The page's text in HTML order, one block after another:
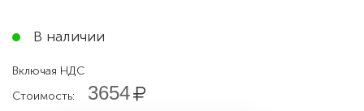
В наличии
Включая НДС
Стоимость:
3654